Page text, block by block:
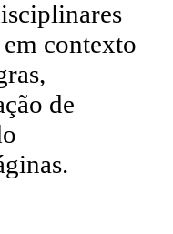
contexto
de